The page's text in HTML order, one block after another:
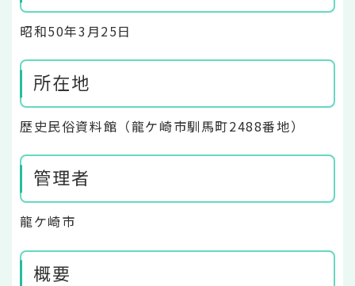
昭和50年3月25日
所在地
歴史民俗資料館（龍ケ崎市馴馬町2488番地）
管理者
龍ケ崎市
概要